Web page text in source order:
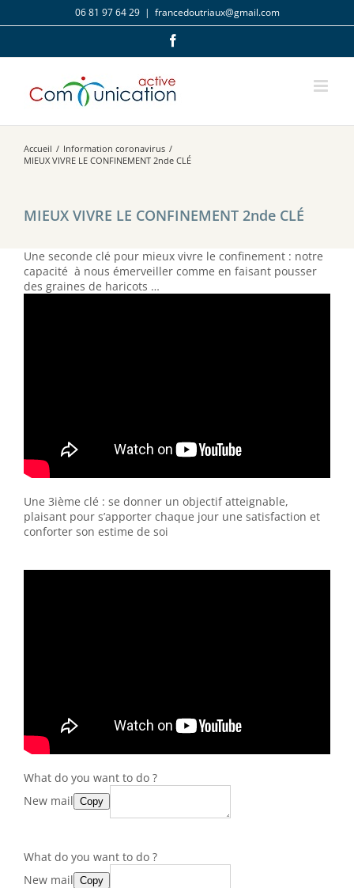
au
06 81 97 64 29 | francedoutriaux@gmail.com
Accueil / Information coronavirus /
MIEUX VIVRE LE CONFINEMENT 2nde CLÉ
MIEUX VIVRE LE CONFINEMENT 2nde CLÉ
Une seconde clé pour mieux vivre le confinement : notre
capacité à nous émerveiller comme en faisant pousser
des graines de haricots …
Une 3ième clé : se donner un objectif atteignable,
plaisant pour s’apporter chaque jour une satisfaction et
conforter son estime de soi
What do you want to do ?
New mail Copy
What do you want to do ?
New mail Copy